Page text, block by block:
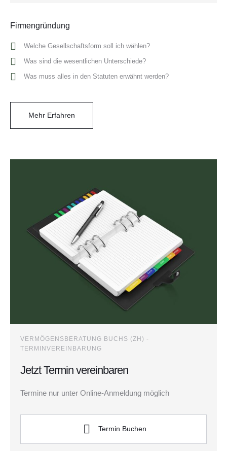
Firmengründung
Welche Gesellschaftsform soll ich wählen?
Was sind die wesentlichen Unterschiede?
Was muss alles in den Statuten erwähnt werden?
Mehr Erfahren
VERMÖGENSBERATUNG BUCHS (ZH) -
TERMINVEREINBARUNG
Jetzt Termin vereinbaren
Termine nur unter Online-Anmeldung möglich
Termin Buchen